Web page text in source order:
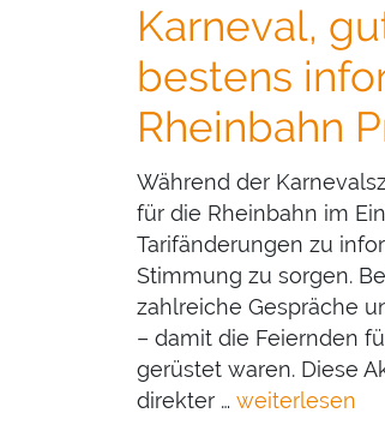
Karneval,
bestens
Rheinbahn
Während der
für die Rheinbahn im
Tarifänderungen zu
Stimmung zu sorgen.
zahlreiche Gespräche
– damit die Feiernden
gerüstet waren. Diese
direkter … weiterlesen